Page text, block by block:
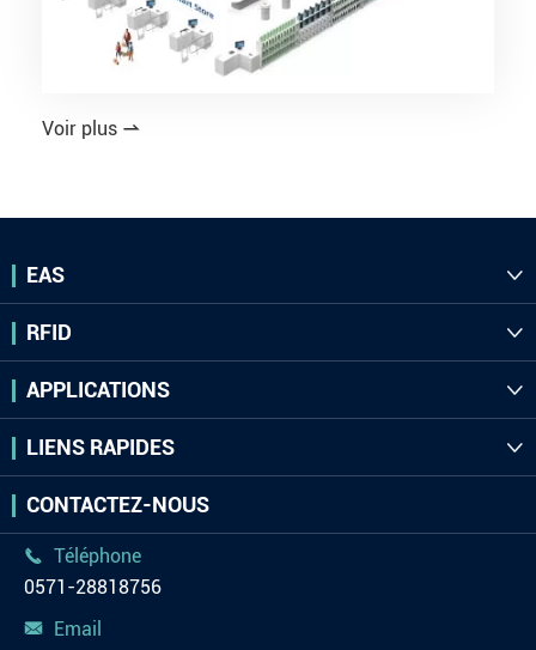
Voir plus 
EAS 
RFID 
APPLICATIONS 
LIENS RAPIDES 
CONTACTEZ-NOUS

Téléphone
0571-28818756

Email